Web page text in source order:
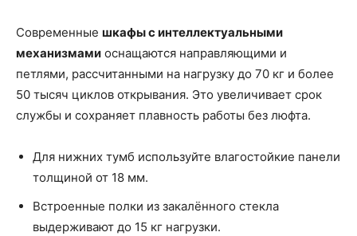
Современные шкафы с интеллектуальными
механизмами оснащаются направляющими и
петлями, рассчитанными на нагрузку до 70 кг и более
50 тысяч циклов открывания. Это увеличивает срок
службы и сохраняет плавность работы без люфта.
Для нижних тумб используйте влагостойкие панели
толщиной от 18 мм.
Встроенные полки из закалённого стекла
выдерживают до 15 кг нагрузки.